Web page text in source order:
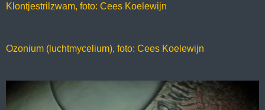
Klontjestrilzwam, foto: Cees Koelewijn
Ozonium (luchtmycelium), foto: Cees Koelewijn